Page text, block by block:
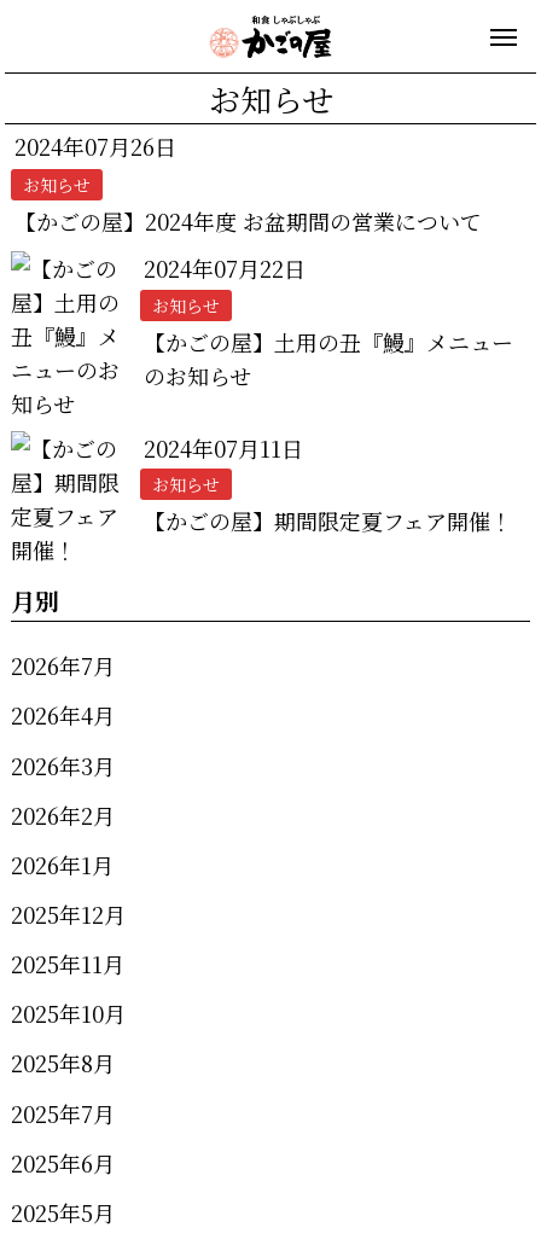
お知らせ
2024年07月26日
お知らせ
【かごの屋】2024年度 お盆期間の営業について
2024年07月22日
お知らせ
【かごの屋】土用の丑『鰻』メニュー
のお知らせ
2024年07月11日
お知らせ
【かごの屋】期間限定夏フェア開催！
月別
2026年7月
2026年4月
2026年3月
2026年2月
2026年1月
2025年12月
2025年11月
2025年10月
2025年8月
2025年7月
2025年6月
2025年5月